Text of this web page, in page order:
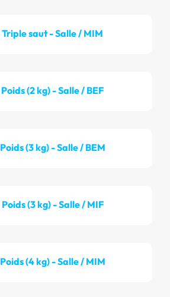
Triple saut - Salle / MIM
Poids (2 kg) - Salle / BEF
Poids (3 kg) - Salle / BEM
Poids (3 kg) - Salle / MIF
Poids (4 kg) - Salle / MIM